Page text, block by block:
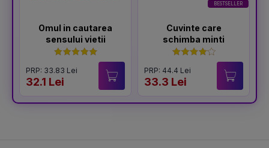
Omul in cautarea
sensului vietii
PRP: 33.83 Lei
32.1 Lei
BESTSELLER
Cuvinte care
schimba minti
PRP: 44.4 Lei
33.3 Lei